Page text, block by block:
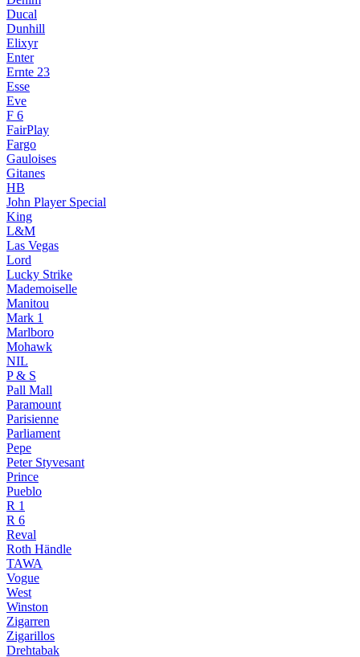
Ducal
Dunhill
Elixyr
Enter
Ernte 23
Esse
Eve
F 6
FairPlay
Fargo
Gauloises
Gitanes
HB
John Player Special
King
L&M
Las Vegas
Lord
Lucky Strike
Mademoiselle
Manitou
Mark 1
Marlboro
Mohawk
NIL
P & S
Pall Mall
Paramount
Parisienne
Parliament
Pepe
Peter Styvesant
Prince
Pueblo
R 1
R 6
Reval
Roth Händle
TAWA
Vogue
West
Winston
Zigarren
Zigarillos
Drehtabak